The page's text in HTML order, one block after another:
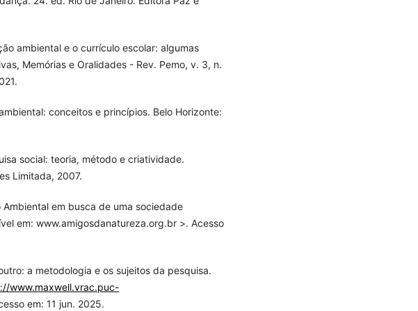
ambiental e o currículo escolar: algumas
Memórias e Oralidades - Rev. Pemo, v. 3, n.
conceitos e princípios. Belo Horizonte:
social: teoria, método e criatividade.
Limitada, 2007.
Ambiental em busca de uma sociedade
em: www.amigosdanatureza.org.br >. Acesso
a metodologia e os sujeitos da pesquisa.
www.maxwell.vrac.puc-
em: 11 jun. 2025.